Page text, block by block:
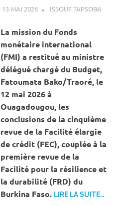
13 MAI 2026 ISSOUF TAPSOBA
La mission du Fonds
monétaire international
(FMI) a restitué au ministre
délégué chargé du Budget,
Fatoumata Bako/Traoré, le
12 mai 2026 à
Ouagadougou, les
conclusions de la cinquième
revue de la Facilité élargie
de crédit (FEC), couplée à la
première revue de la
Facilité pour la résilience et
la durabilité (FRD) du
Burkina Faso. LIRE LA SUITE…